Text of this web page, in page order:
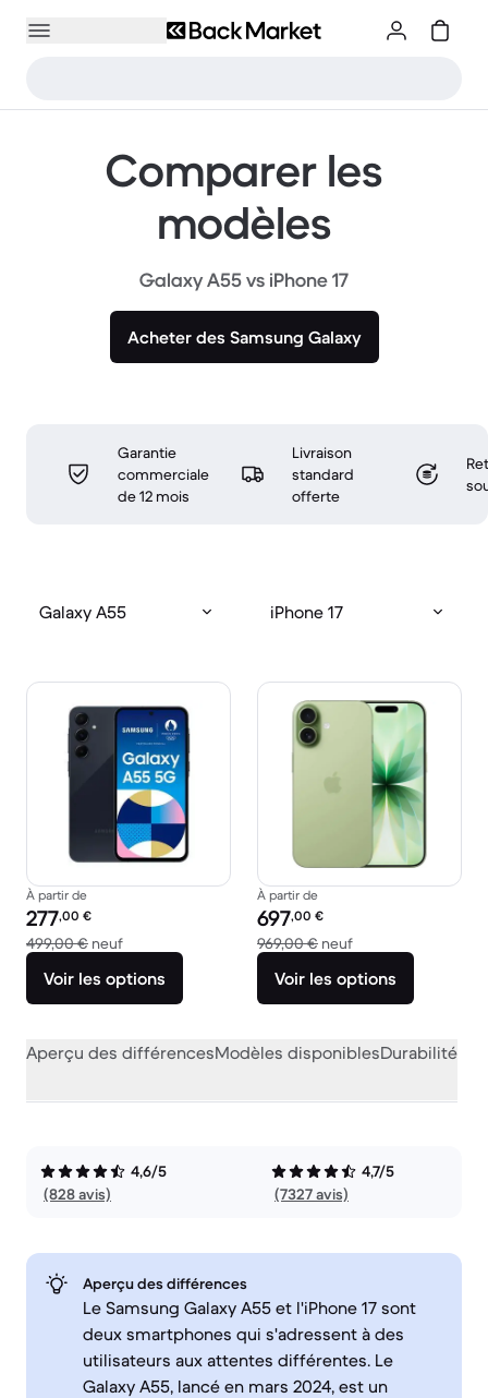
Comparer les
modèles
Galaxy A55 vs iPhone 17
Acheter des Samsung Galaxy
Garantie
commerciale
de 12 mois
Livraison
standard
offerte
Galaxy A55 iPhone 17
À partir de
Prix reconditionné :
277,00 €
499,00 € neufcontre 499,00 € neuf
Voir les options
À partir de
Prix reconditionné :
697,00 €
969,00 € neufcontre 969,00 €
Voir les options
Aperçu des différencesModèles disponiblesDurabilité
4,6/5
(828 avis)
4,7/5
(7327 avis)
Aperçu des différences
Le Samsung Galaxy A55 et l'iPhone 17 sont
deux smartphones qui s'adressent à des
utilisateurs aux attentes différentes. Le
Galaxy A55, lancé en mars 2024, est un